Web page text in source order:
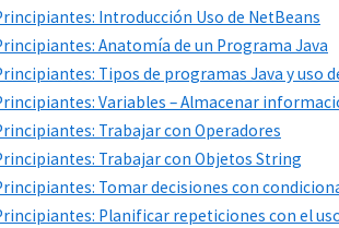
Introducción Uso de NetBeans
Anatomía de un Programa Java
Tipos de programas Java y uso
Variables – Almacenar
Trabajar con Operadores
Trabajar con Objetos String
Tomar decisiones con
Planificar repeticiones con el